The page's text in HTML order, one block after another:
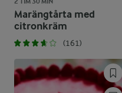
Marängtårta med
citronkräm
(161)